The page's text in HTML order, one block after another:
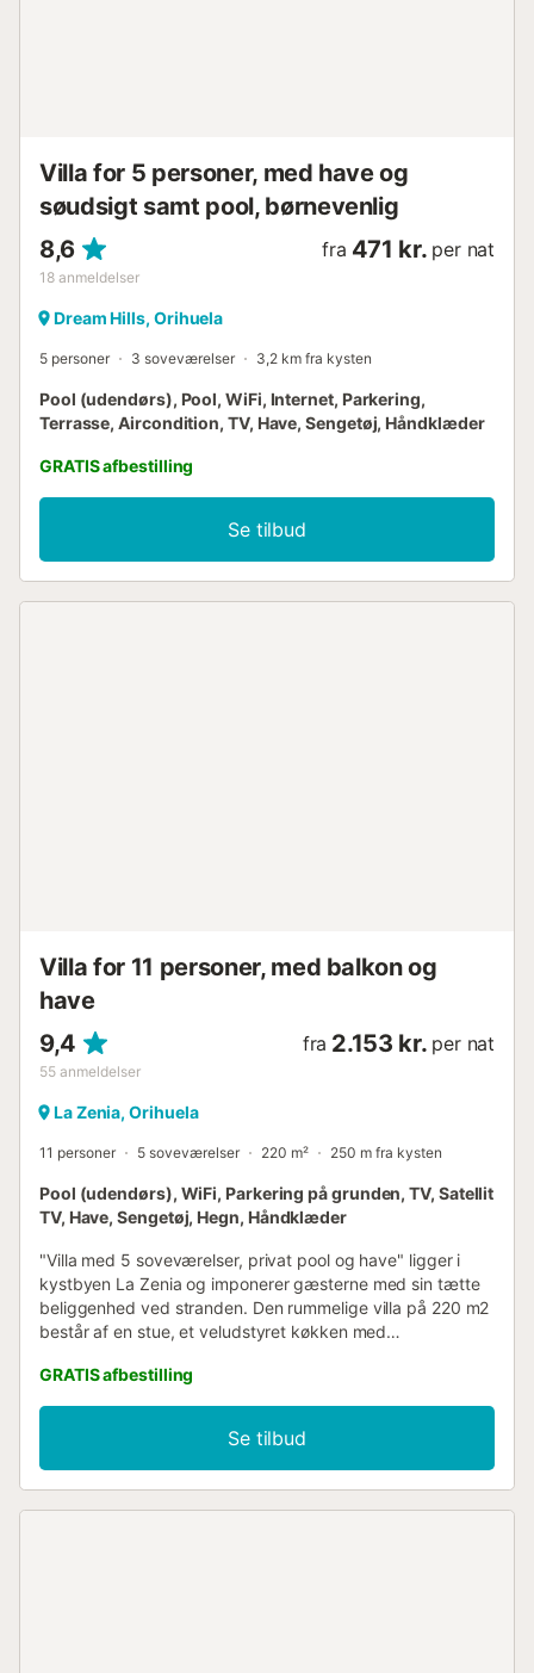
Villa for 5 personer, med have og
søudsigt samt pool, børnevenlig
8,6
18 anmeldelser
fra 471 kr. per nat
Dream Hills, Orihuela
5 personer 3 soveværelser 3,2 km fra kysten
Pool (udendørs), Pool, WiFi, Internet, Parkering,
Terrasse, Aircondition, TV, Have, Sengetøj, Håndklæder
GRATIS afbestilling
Se tilbud
Villa for 11 personer, med balkon og
have
9,4
55 anmeldelser
fra 2.153 kr. per nat
La Zenia, Orihuela
11 personer 5 soveværelser 220 m² 250 m fra kysten
Pool (udendørs), WiFi, Parkering på grunden, TV, Satellit
TV, Have, Sengetøj, Hegn, Håndklæder
"Villa med 5 soveværelser, privat pool og have" ligger i
kystbyen La Zenia og imponerer gæsterne med sin tætte
beliggenhed ved stranden. Den rummelige villa på 220 m2
består af en stue, et veludstyret køkken med
kan derfor rumme 11 personer. Yderligere faciliteter
omfatter Wi-Fi, aircondition, vaskemaskine, central oliefyr,
tv samt en dvd-afspiller. En barneseng og en barnestol er
også tilgængelig. Villaen kan prale af et privat
udendørsområde med pool, have, en åben terrasse, en
GRATIS afbestilling
Se tilbud